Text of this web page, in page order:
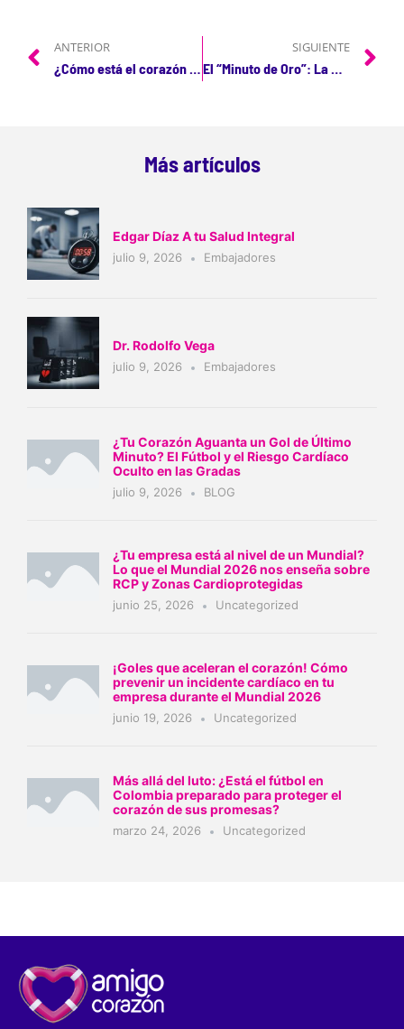
ANTERIOR SIGUIENTE
Más artículos
Edgar Díaz A tu Salud Integral
julio 9, 2026 Embajadores
Dr. Rodolfo Vega
julio 9, 2026 Embajadores
¿Tu Corazón Aguanta un Gol de Último
Minuto? El Fútbol y el Riesgo Cardíaco
Oculto en las Gradas
julio 9, 2026 BLOG
¿Tu empresa está al nivel de un Mundial?
Lo que el Mundial 2026 nos enseña sobre
RCP y Zonas Cardioprotegidas
junio 25, 2026 Uncategorized
¡Goles que aceleran el corazón! Cómo
prevenir un incidente cardíaco en tu
empresa durante el Mundial 2026
junio 19, 2026 Uncategorized
Más allá del luto: ¿Está el fútbol en
Colombia preparado para proteger el
corazón de sus promesas?
marzo 24, 2026 Uncategorized